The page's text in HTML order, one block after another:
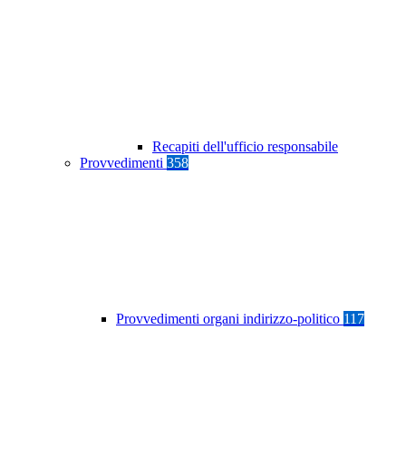
Recapiti dell'ufficio responsabile
Provvedimenti 358
Provvedimenti organi indirizzo-politico 117